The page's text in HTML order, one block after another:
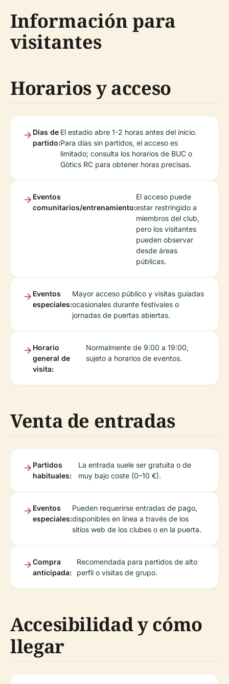
Información para
visitantes
Horarios y acceso
Días de
partido:
El estadio abre 1-2 horas antes del inicio.
Para días sin partidos, el acceso es
limitado; consulta los horarios de BUC o
Gòtics RC para obtener horas precisas.
Eventos
comunitarios/entrenamiento:
El acceso puede
estar restringido a
miembros del club,
pero los visitantes
pueden observar
desde áreas
públicas.
Eventos
especiales:
Mayor acceso público y visitas guiadas
ocasionales durante festivales o
jornadas de puertas abiertas.
Horario
general de
visita:
Normalmente de 9:00 a 19:00,
sujeto a horarios de eventos.
Venta de entradas
Partidos
habituales:
La entrada suele ser gratuita o de
muy bajo coste (0–10 €).
Eventos
especiales:
Pueden requerirse entradas de pago,
disponibles en línea a través de los
sitios web de los clubes o en la puerta.
Compra
anticipada:
Recomendada para partidos de alto
perfil o visitas de grupo.
Accesibilidad y cómo
llegar